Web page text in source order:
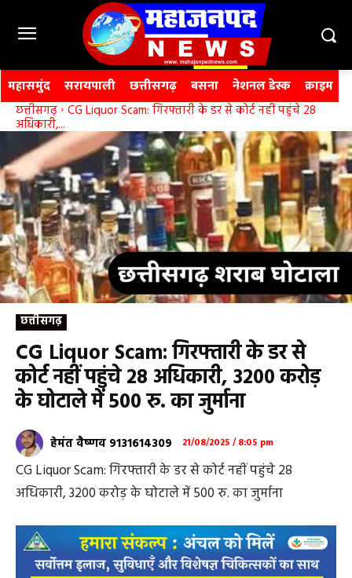
महासमुंद सरायपाली छत्तीसगढ़ बसना नेशनल डेस्क क्राइम
छत्तीसगढ़ CG Liquor Scam: गिरफ्तारी के डर से कोर्ट नहीं पहुंचे 28
अधिकारी,...
छत्तीसगढ़
CG Liquor Scam: गिरफ्तारी के डर से
कोर्ट नहीं पहुंचे 28 अधिकारी, 3200 करोड़
के घोटाले में 500 रु. का जुर्माना
हेमंत वैष्णव 9131614309 21/08/2025 / 8:05 pm
CG Liquor Scam: गिरफ्तारी के डर से कोर्ट नहीं पहुंचे 28
अधिकारी, 3200 करोड़ के घोटाले में 500 रु. का जुर्माना